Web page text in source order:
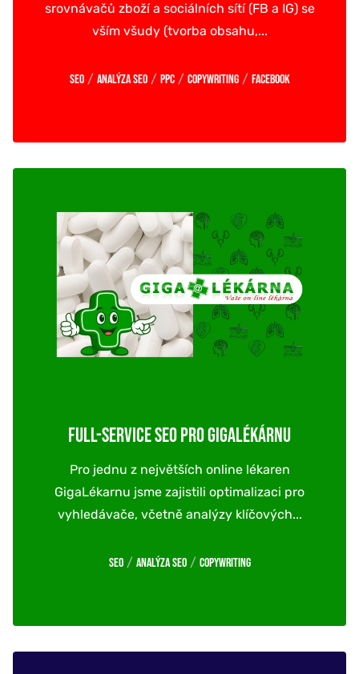
srovnávačů zboží a sociálních sítí (FB a IG) se
vším všudy (tvorba obsahu,...
SEO / Analýza SEO / PPC / Copywriting / Facebook
FULL-SERVICE SEO PRO GIGALÉKÁRNU
Pro jednu z největších online lékaren
GigaLékarnu jsme zajistili optimalizaci pro
vyhledávače, včetně analýzy klíčových...
SEO / Analýza SEO / Copywriting